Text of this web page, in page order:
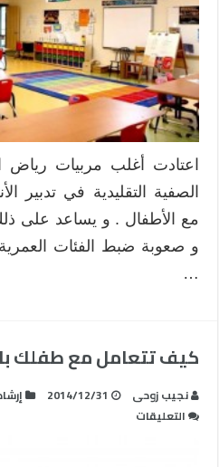
اعتادت أغلب مربيات رياض
الصفية التقليدية في تدبير
مع الأطفال . و يساعد على
و صعوبة ضبط الفئات
…
كيف تتعامل مع طفلك
نجيب زوحى 2014/12/31
التعليقات